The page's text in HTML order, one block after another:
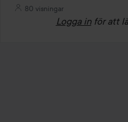
80 visningar
Logga in för att